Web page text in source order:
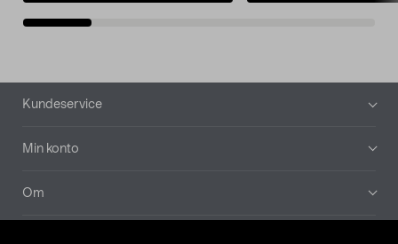
Bunntekst
Kundeservice
Min konto
Om